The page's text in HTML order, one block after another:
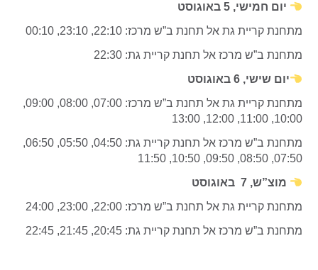
יום חמישי, 5 באוגוסט
מתחנת קריית גת אל תחנת ב”ש מרכז: 22:10, 23:10, 00:10
מתחנת ב”ש מרכז אל תחנת קריית גת: 22:30
יום שישי, 6 באוגוסט
מתחנת קריית גת אל תחנת ב”ש מרכז: 07:00, 08:00, 09:00,
10:00, 11:00, 12:00, 13:00
מתחנת ב”ש מרכז אל תחנת קריית גת: 04:50, 05:50, 06:50,
07:50, 08:50, 09:50, 10:50, 11:50
מוצ”ש, 7 באוגוסט
מתחנת קריית גת אל תחנת ב”ש מרכז: 22:00, 23:00, 24:00
מתחנת ב”ש מרכז אל תחנת קריית גת: 20:45, 21:45, 22:45